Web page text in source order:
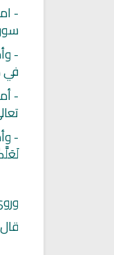
-
-
في
-
-
تلاوة جديدة للشيخ
العفاسي تهتز لها
تلاوات منوعة